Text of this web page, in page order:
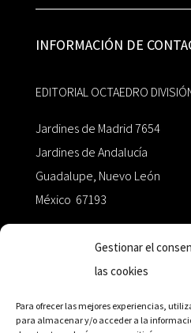
Gestionar el
las cookies
Para ofrecer las mejores experiencias,
para almacenar y/o acceder a la
INFORMACIÓN DE
EDITORIAL OCTAEDRO
Jardines de Madrid 7654
Jardines de Andalucía
Guadalupe, Nuevo León
México 67193
+52 811.499.5638